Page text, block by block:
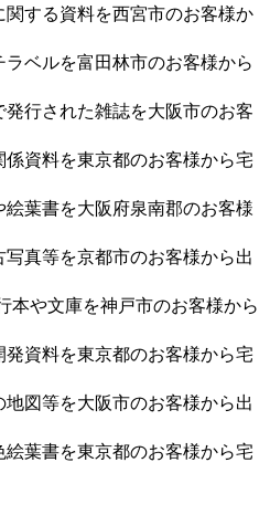
する資料を西宮市のお客様か
ベルを富田林市のお客様から
行された雑誌を大阪市のお客
資料を東京都のお客様から宅
葉書を大阪府泉南郡のお客様
真等を京都市のお客様から出
本や文庫を神戸市のお客様から
資料を東京都のお客様から宅
図等を大阪市のお客様から出
葉書を東京都のお客様から宅